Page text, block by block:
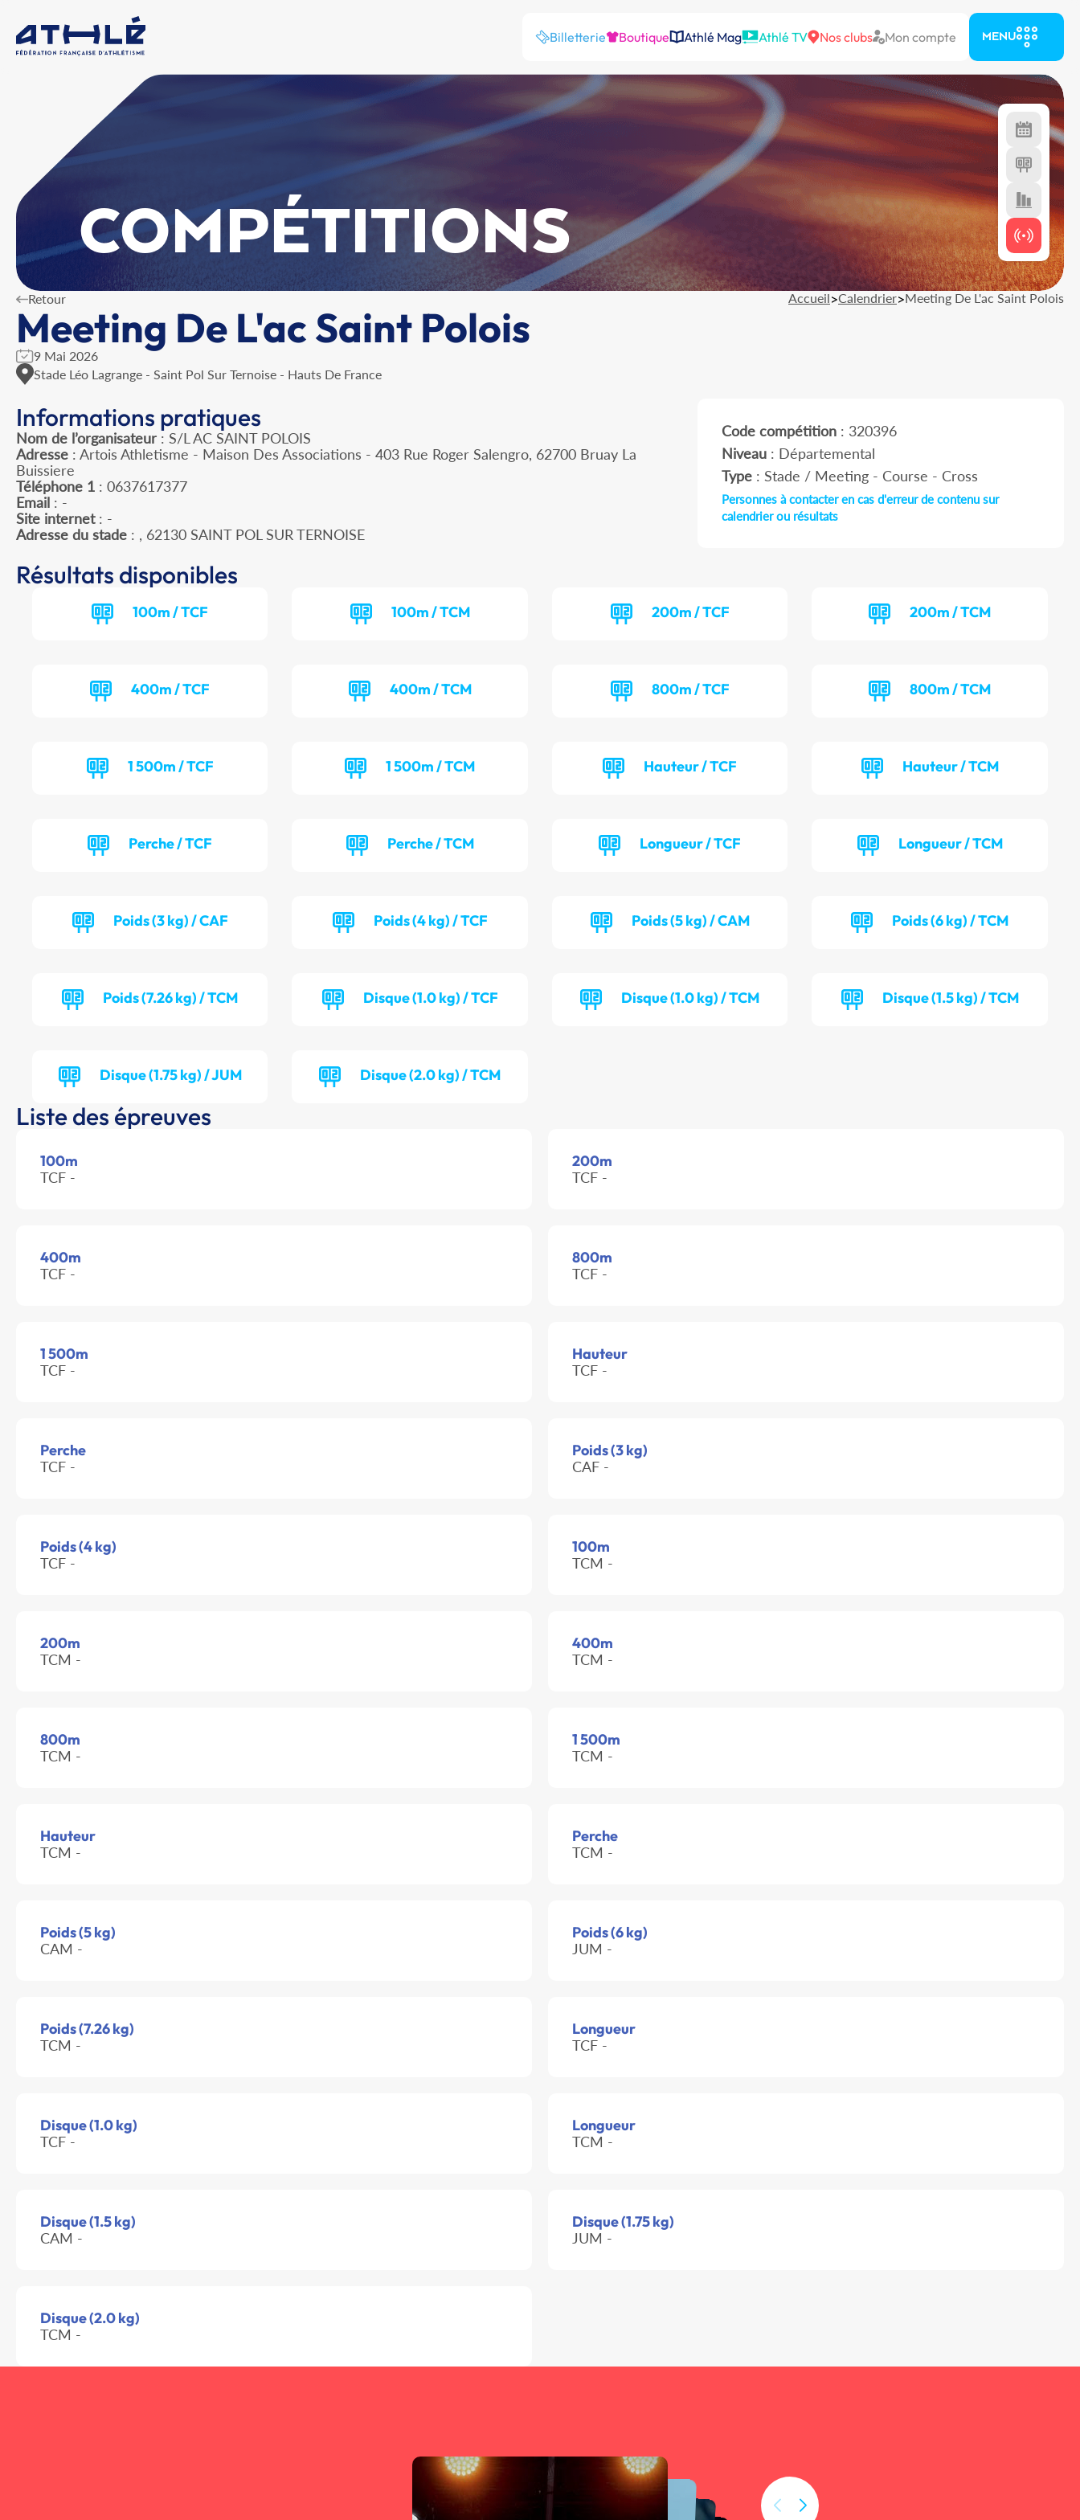
Billetterie Boutique Athlé Mag Athlé TV Nos clubs Mon compte MENU
COMPÉTITIONS
Retour Accueil>Calendrier>Meeting De L'ac Saint Polois
Meeting De L'ac Saint Polois
9 Mai 2026
Stade Léo Lagrange - Saint Pol Sur Ternoise - Hauts De France
Informations pratiques
Nom de l’organisateur : S/L AC SAINT POLOIS
Adresse : Artois Athletisme - Maison Des Associations - 403 Rue Roger Salengro, 62700 Bruay La
Buissiere
Téléphone 1 : 0637617377
Email : -
Site internet: -
Adresse du stade : , 62130 SAINT POL SUR TERNOISE
Code compétition : 320396
Niveau : Départemental
Type : Stade / Meeting - Course - Cross
Personnes à contacter en cas d'erreur de contenu sur
calendrier ou résultats
Résultats disponibles
100m / TCF 100m / TCM 200m / TCF 200m / TCM
400m / TCF 400m / TCM 800m / TCF 800m / TCM
1 500m / TCF 1 500m / TCM Hauteur / TCF Hauteur / TCM
Perche / TCF Perche / TCM Longueur / TCF Longueur / TCM
Poids (3 kg) / CAF Poids (4 kg) / TCF Poids (5 kg) / CAM Poids (6 kg) / TCM
Poids (7.26 kg) / TCM Disque (1.0 kg) / TCF Disque (1.0 kg) / TCM Disque (1.5 kg) / TCM
Disque (1.75 kg) / JUM Disque (2.0 kg) / TCM
Liste des épreuves
100m
TCF -
200m
TCF -
400m
TCF -
800m
TCF -
1 500m
TCF -
Hauteur
TCF -
Perche
TCF -
Poids (3 kg)
CAF -
Poids (4 kg)
TCF -
100m
TCM -
200m
TCM -
400m
TCM -
800m
TCM -
1 500m
TCM -
Hauteur
TCM -
Perche
TCM -
Poids (5 kg)
CAM -
Poids (6 kg)
JUM -
Poids (7.26 kg)
TCM -
Longueur
TCF -
Disque (1.0 kg)
TCF -
Longueur
TCM -
Disque (1.5 kg)
CAM -
Disque (1.75 kg)
JUM -
Disque (2.0 kg)
TCM -